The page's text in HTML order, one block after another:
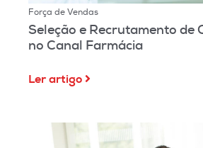
Força de Vendas
Seleção e Recrutamento de
no Canal Farmácia
Ler artigo